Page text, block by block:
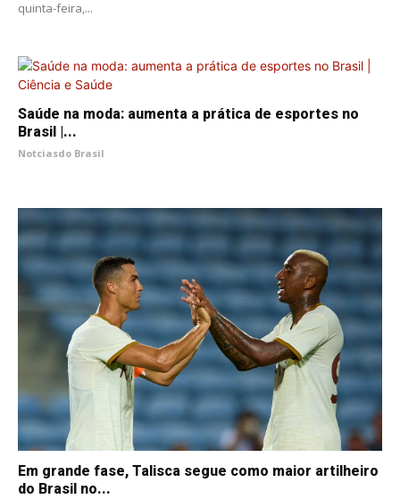
quinta-feira,...
Saúde na moda: aumenta a prática de esportes no
Brasil |...
Notciasdo Brasil
Em grande fase, Talisca segue como maior artilheiro
do Brasil no...